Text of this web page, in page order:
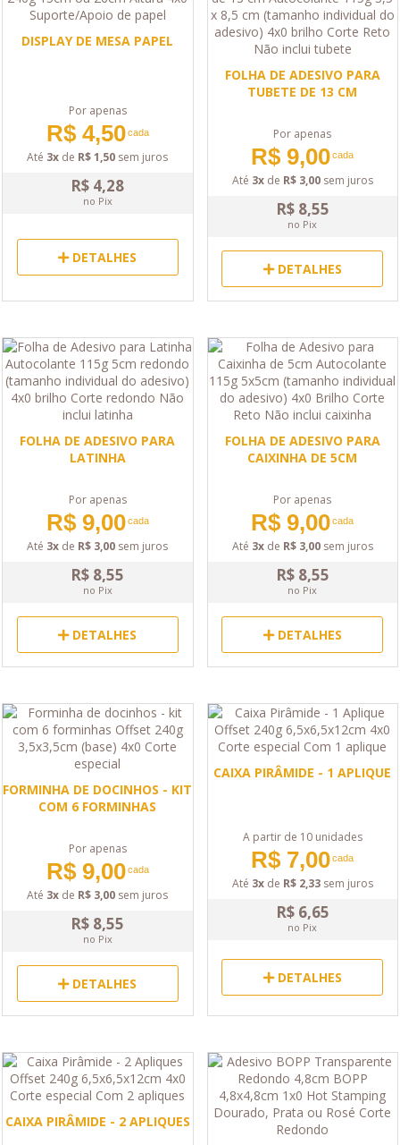
DISPLAY DE MESA PAPEL
Por apenas
R$ 4,50cada
Até 3x de R$ 1,50 sem juros
R$ 4,28
no Pix
DETALHES
FOLHA DE ADESIVO PARA
TUBETE DE 13 CM
Por apenas
R$ 9,00cada
Até 3xde R$ 3,00sem juros
R$ 8,55
no Pix
DETALHES
FOLHA DE ADESIVO PARA
LATINHA
Por apenas
R$ 9,00cada
Até 3x de R$ 3,00 sem juros
R$ 8,55
no Pix
DETALHES
FOLHA DE ADESIVO PARA
CAIXINHA DE 5CM
Por apenas
R$ 9,00cada
Até 3xde R$ 3,00sem juros
R$ 8,55
no Pix
DETALHES
FORMINHA DE DOCINHOS - KIT
COM 6 FORMINHAS
Por apenas
R$ 9,00cada
Até 3x de R$ 3,00 sem juros
R$ 8,55
no Pix
DETALHES
CAIXA PIRÂMIDE - 1 APLIQUE
A partir de 10 unidades
R$ 7,00cada
Até 3xde R$ 2,33sem juros
R$ 6,65
no Pix
DETALHES
CAIXA PIRÂMIDE - 2 APLIQUES